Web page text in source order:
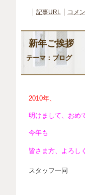
記事URL コメ
新年ご挨拶
テーマ： ブログ
2010年、
明けまして、おめ
今年も
皆さま方、よろし
スタッフ一同